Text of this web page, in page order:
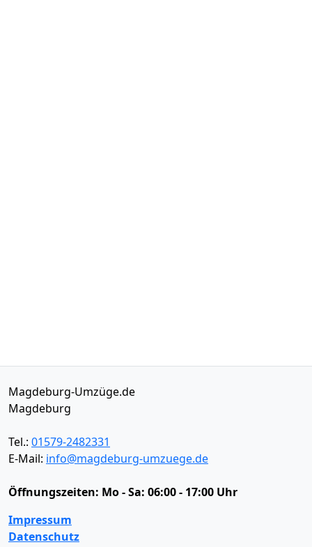
Magdeburg-Umzüge.de
Magdeburg
Tel.: 01579-2482331
E-Mail: info@magdeburg-umzuege.de
Öffnungszeiten: Mo - Sa: 06:00 - 17:00 Uhr
Impressum
Datenschutz